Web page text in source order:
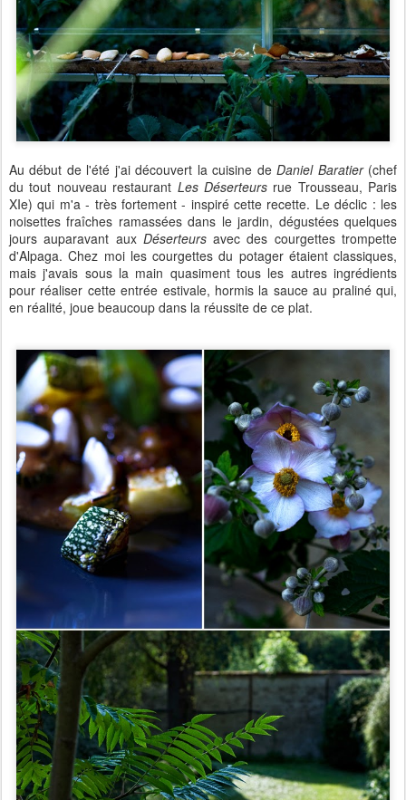
Au début de l'été j'ai découvert la cuisine deDaniel Baratier(chef
du tout nouveau restaurant Les Déserteursrue Trousseau, Paris
XIe) qui m'a - très fortement - inspiré cette recette. Le déclic : les
noisettes fraîches ramassées dans le jardin, dégustées quelques
jours auparavant aux Déserteursavec des courgettes trompette
d'Alpaga. Chez moi les courgettes du potager étaient classiques,
mais j'avais sous la main quasiment tous les autres ingrédients
pour réaliser cette entrée estivale, hormis la sauce au praliné qui,
en réalité, joue beaucoup dans la réussite de ce plat.